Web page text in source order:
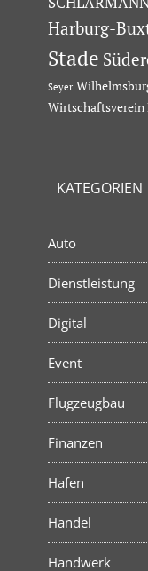
Harburg-
Stade
Seyer
Wirtschaftsverein
KATEGORIEN
Auto
Dienstleistung
Digital
Event
Flugzeugbau
Finanzen
Hafen
Handel
Handwerk